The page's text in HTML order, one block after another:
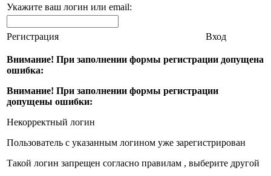
Укажите ваш логин или email:
Регистрация Вход
Внимание! При заполнении формы регистрации допущена
ошибка:
Внимание! При заполнении формы регистрации
допущены ошибки:
Некорректный логин
Пользователь с указанным логином уже зарегистрирован
Такой логин запрещен согласно правилам , выберите другой